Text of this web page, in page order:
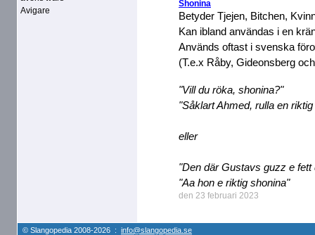
Avigare
Shonina
Betyder Tjejen, Bitchen,
Kan ibland användas i en
Används oftast i svenska
(T.e.x Råby, Gideonsberg
"Vill du röka, shonina?"
"Såklart Ahmed, rulla en
eller
"Den där Gustavs guzz e fett
"Aa hon e riktig shonina"
den 23 februari 2023
© Slangopedia 2008-2026 : info@slangopedia.se